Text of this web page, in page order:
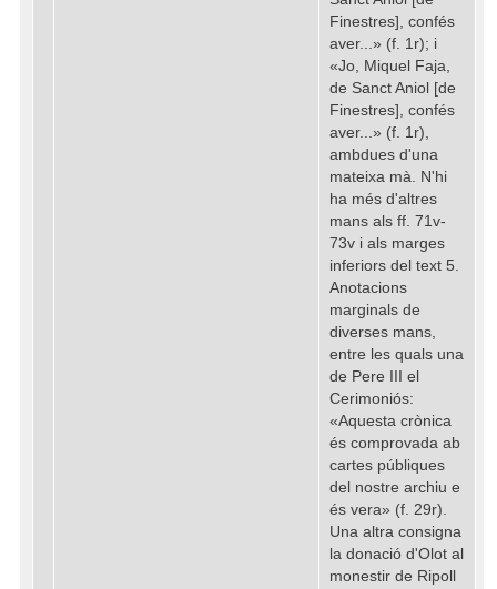
Finestres], confés
aver...» (f. 1r); i
«Jo, Miquel Faja,
de Sanct Aniol [de
Finestres], confés
aver...» (f. 1r),
ambdues d'una
mateixa mà. N'hi
ha més d'altres
mans als ff. 71v-
73v i als marges
inferiors del text 5.
Anotacions
marginals de
diverses mans,
entre les quals una
de Pere III el
Cerimoniós:
«Aquesta crònica
és comprovada ab
cartes públiques
del nostre archiu e
és vera» (f. 29r).
Una altra consigna
la donació d'Olot al
monestir de Ripoll